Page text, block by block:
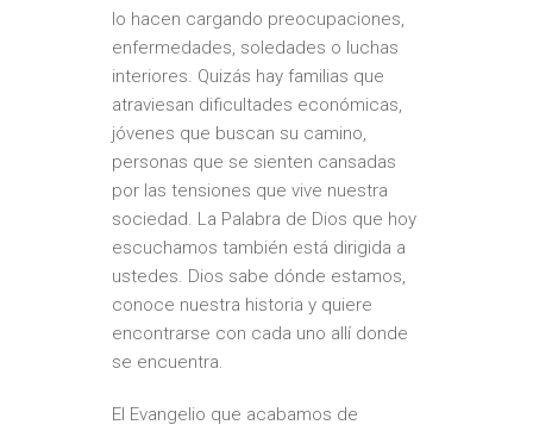
lo hacen cargando preocupaciones,
enfermedades, soledades o luchas
interiores. Quizás hay familias que
atraviesan dificultades económicas,
jóvenes que buscan su camino,
personas que se sienten cansadas
por las tensiones que vive nuestra
sociedad. La Palabra de Dios que hoy
escuchamos también está dirigida a
ustedes. Dios sabe dónde estamos,
conoce nuestra historia y quiere
encontrarse con cada uno allí donde
se encuentra.
El Evangelio que acabamos de